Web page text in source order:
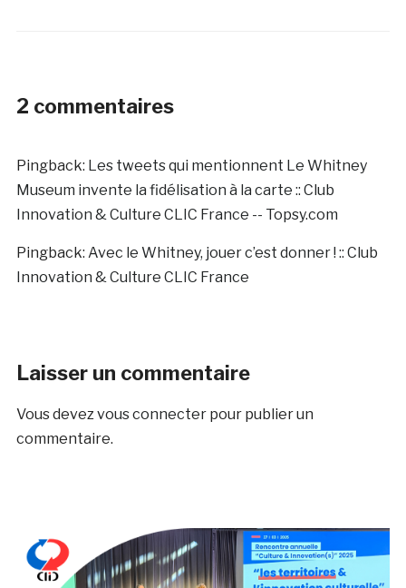
2 commentaires
Pingback: Les tweets qui mentionnent Le Whitney
Museum invente la fidélisation à la carte :: Club
Innovation & Culture CLIC France -- Topsy.com
Pingback: Avec le Whitney, jouer c’est donner ! :: Club
Innovation & Culture CLIC France
Laisser un commentaire
Vous devezvous connecterpour publier un
commentaire.